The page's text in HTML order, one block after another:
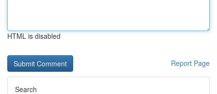
HTML is disabled
Report Page
Search